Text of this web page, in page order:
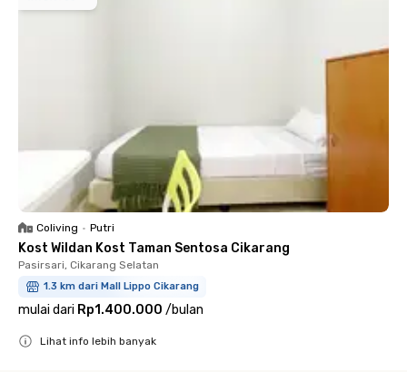
Coliving • Putri
Kost Wildan Kost Taman Sentosa Cikarang
Pasirsari, Cikarang Selatan
1.3 km dari Mall Lippo Cikarang
mulai dari Rp1.400.000 /bulan
Lihat info lebih banyak